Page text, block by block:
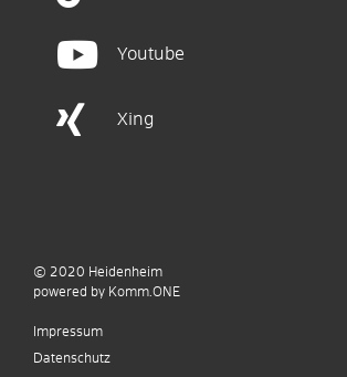
Youtube
Xing
© 2020 Heidenheim
powered by Komm.ONE
Impressum
Datenschutz